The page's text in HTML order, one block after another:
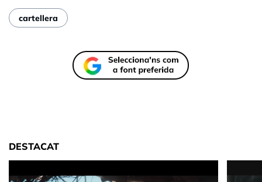
cartellera
DESTACAT